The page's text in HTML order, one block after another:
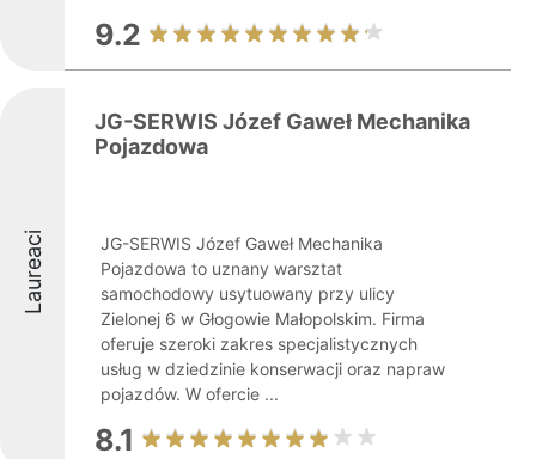
9.2
Laureaci
JG-SERWIS Józef Gaweł Mechanika
Pojazdowa
JG-SERWIS Józef Gaweł Mechanika
Pojazdowa to uznany warsztat
samochodowy usytuowany przy ulicy
Zielonej 6 w Głogowie Małopolskim. Firma
oferuje szeroki zakres specjalistycznych
usług w dziedzinie konserwacji oraz napraw
pojazdów. W ofercie ...
8.1